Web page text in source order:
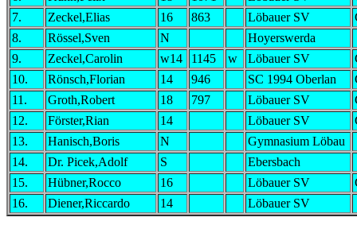
7.
Zeckel,Elias 16 863 Löbauer SV
8.
Rössel,Sven N
Hoyerswerda
9.
Zeckel,Carolin w14 1145 w Löbauer SV
10.
Rönsch,Florian 14 946 SC 1994 Oberlan
11.
Groth,Robert 18 797 Löbauer SV
12.
Förster,Rian 14 Löbauer SV
13.
Hanisch,Boris N
Gymnasium Löbau
14.
Dr. Picek,Adolf S
Ebersbach
15.
Hübner,Rocco 16 Löbauer SV
16.
Diener,Riccardo 14 Löbauer SV